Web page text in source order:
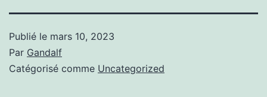
Publié le mars 10, 2023
Par Gandalf
Catégorisé comme Uncategorized